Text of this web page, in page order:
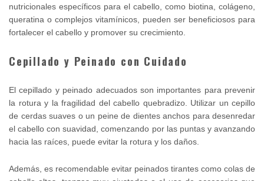
nutricionales específicos para el cabello, como biotina, colágeno,
queratina o complejos vitamínicos, pueden ser beneficiosos para
fortalecer el cabello y promover su crecimiento.
Cepillado y Peinado con Cuidado
El cepillado y peinado adecuados son importantes para prevenir
la rotura y la fragilidad del cabello quebradizo. Utilizar un cepillo
de cerdas suaves o un peine de dientes anchos para desenredar
el cabello con suavidad, comenzando por las puntas y avanzando
hacia las raíces, puede evitar la rotura y los daños.
Además, es recomendable evitar peinados tirantes como colas de